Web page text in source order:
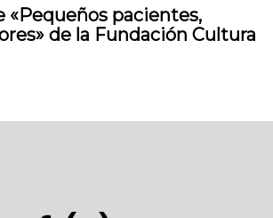
«Pequeños pacientes,
de la Fundación Cultura